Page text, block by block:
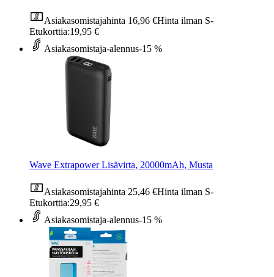
Asiakasomistajahinta 16,96 €Hinta ilman S-
Etukorttia:19,95 €
Asiakasomistaja-alennus-15 %
Wave Extrapower Lisävirta, 20000mAh, Musta
Asiakasomistajahinta 25,46 €Hinta ilman S-
Etukorttia:29,95 €
Asiakasomistaja-alennus-15 %